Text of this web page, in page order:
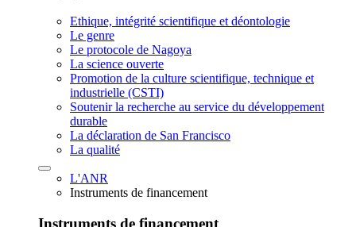
Ethique, intégrité scientifique et déontologie
Le genre
Le protocole de Nagoya
La science ouverte
Promotion de la culture scientifique, technique et
industrielle (CSTI)
Soutenir la recherche au service du développement
durable
La déclaration de San Francisco
La qualité
L'ANR
Instruments de financement
Instruments de financement